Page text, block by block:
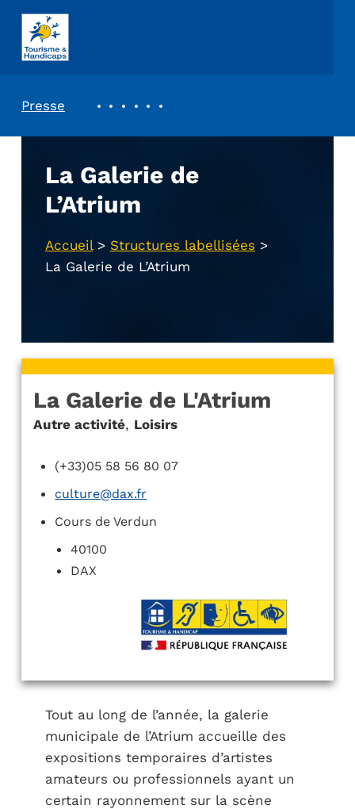
ASSOCIATION TOURISME ET HANDICAPS
Presse
La Galerie de
L’Atrium
Accueil> Structures labellisées >
La Galerie de L’Atrium
La Galerie de L'Atrium
Autre activité, Loisirs
(+33)05 58 56 80 07
culture@dax.fr
Cours de Verdun
40100
DAX
Tout au long de l’année, la galerie
municipale de l’Atrium accueille des
expositions temporaires d’artistes
amateurs ou professionnels ayant un
certain rayonnement sur la scène